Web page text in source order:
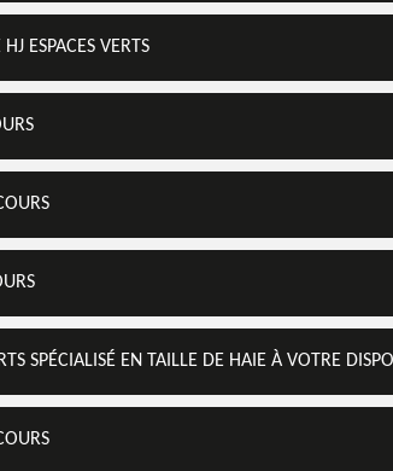
ESPACES VERTS
SPÉCIALISÉ EN TAILLE DE HAIE À VOTRE